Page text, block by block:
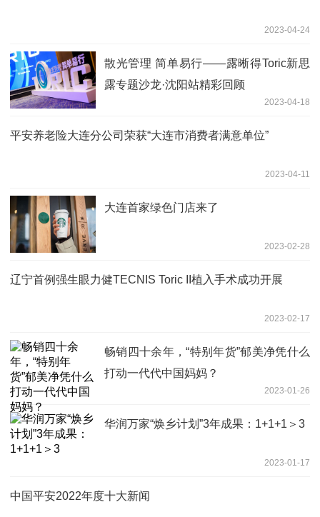
2023-04-24
散光管理 简单易行——露晰得Toric新思
露专题沙龙·沈阳站精彩回顾
2023-04-18
平安养老险大连分公司荣获“大连市消费者满意单位”
2023-04-11
大连首家绿色门店来了
2023-02-28
辽宁首例强生眼力健TECNIS Toric II植入手术成功开展
2023-02-17
畅销四十余年，“特别年货”郁美净凭什么
打动一代代中国妈妈？
2023-01-26
华润万家“焕乡计划”3年成果：1+1+1＞3
2023-01-17
中国平安2022年度十大新闻